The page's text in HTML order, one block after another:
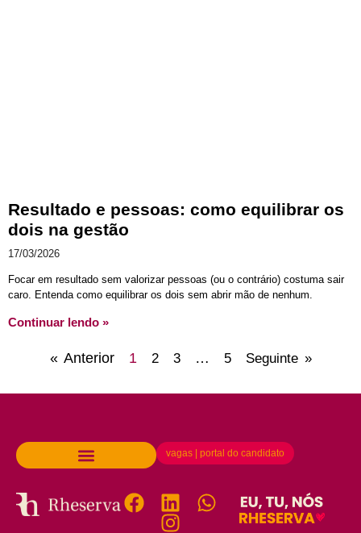
Resultado e pessoas: como equilibrar os
dois na gestão
17/03/2026
Focar em resultado sem valorizar pessoas (ou o contrário) costuma sair
caro. Entenda como equilibrar os dois sem abrir mão de nenhum.
Continuar lendo »
« Anterior 1 2 3 … 5 Seguinte »
vagas | portal do candidato